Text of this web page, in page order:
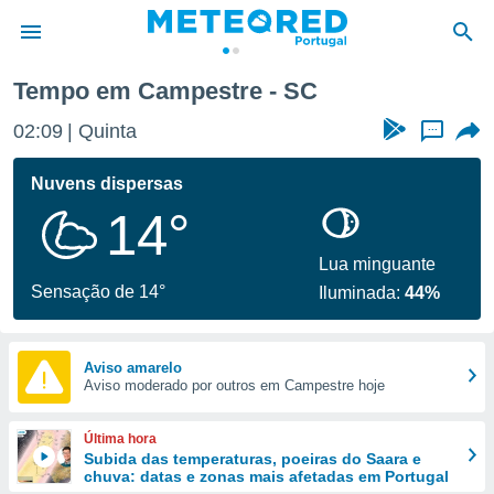
da
foi
fornecidas
a este
das
e
forma
digital
Tempo em Campestre - SC
02:09 Quinta ...
Nuvens dispersas
14°
Sensação de 14°
Lua minguante
Iluminada:44%
Aviso amarelo
Aviso moderado por outros em Campestre hoje
Última hora
Subida das temperaturas, poeiras do Saara e
chuva: datas e zonas mais afetadas em Portugal